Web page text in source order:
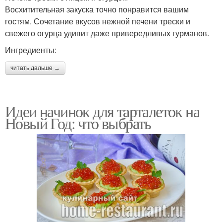
Восхитительная закуска точно понравится вашим
гостям. Сочетание вкусов нежной печени трески и
свежего огурца удивит даже привередливых гурманов.
Ингредиенты:
читать дальше →
Идеи начинок для тарталеток на
Новый Год: что выбрать